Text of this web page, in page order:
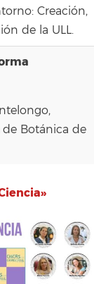
Creación,
de la ULL.
Botánica de